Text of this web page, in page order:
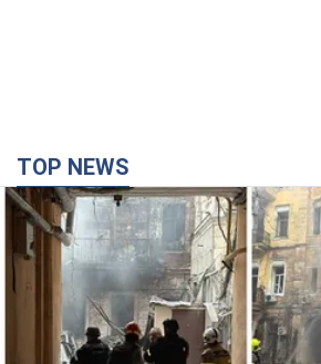
TOP NEWS